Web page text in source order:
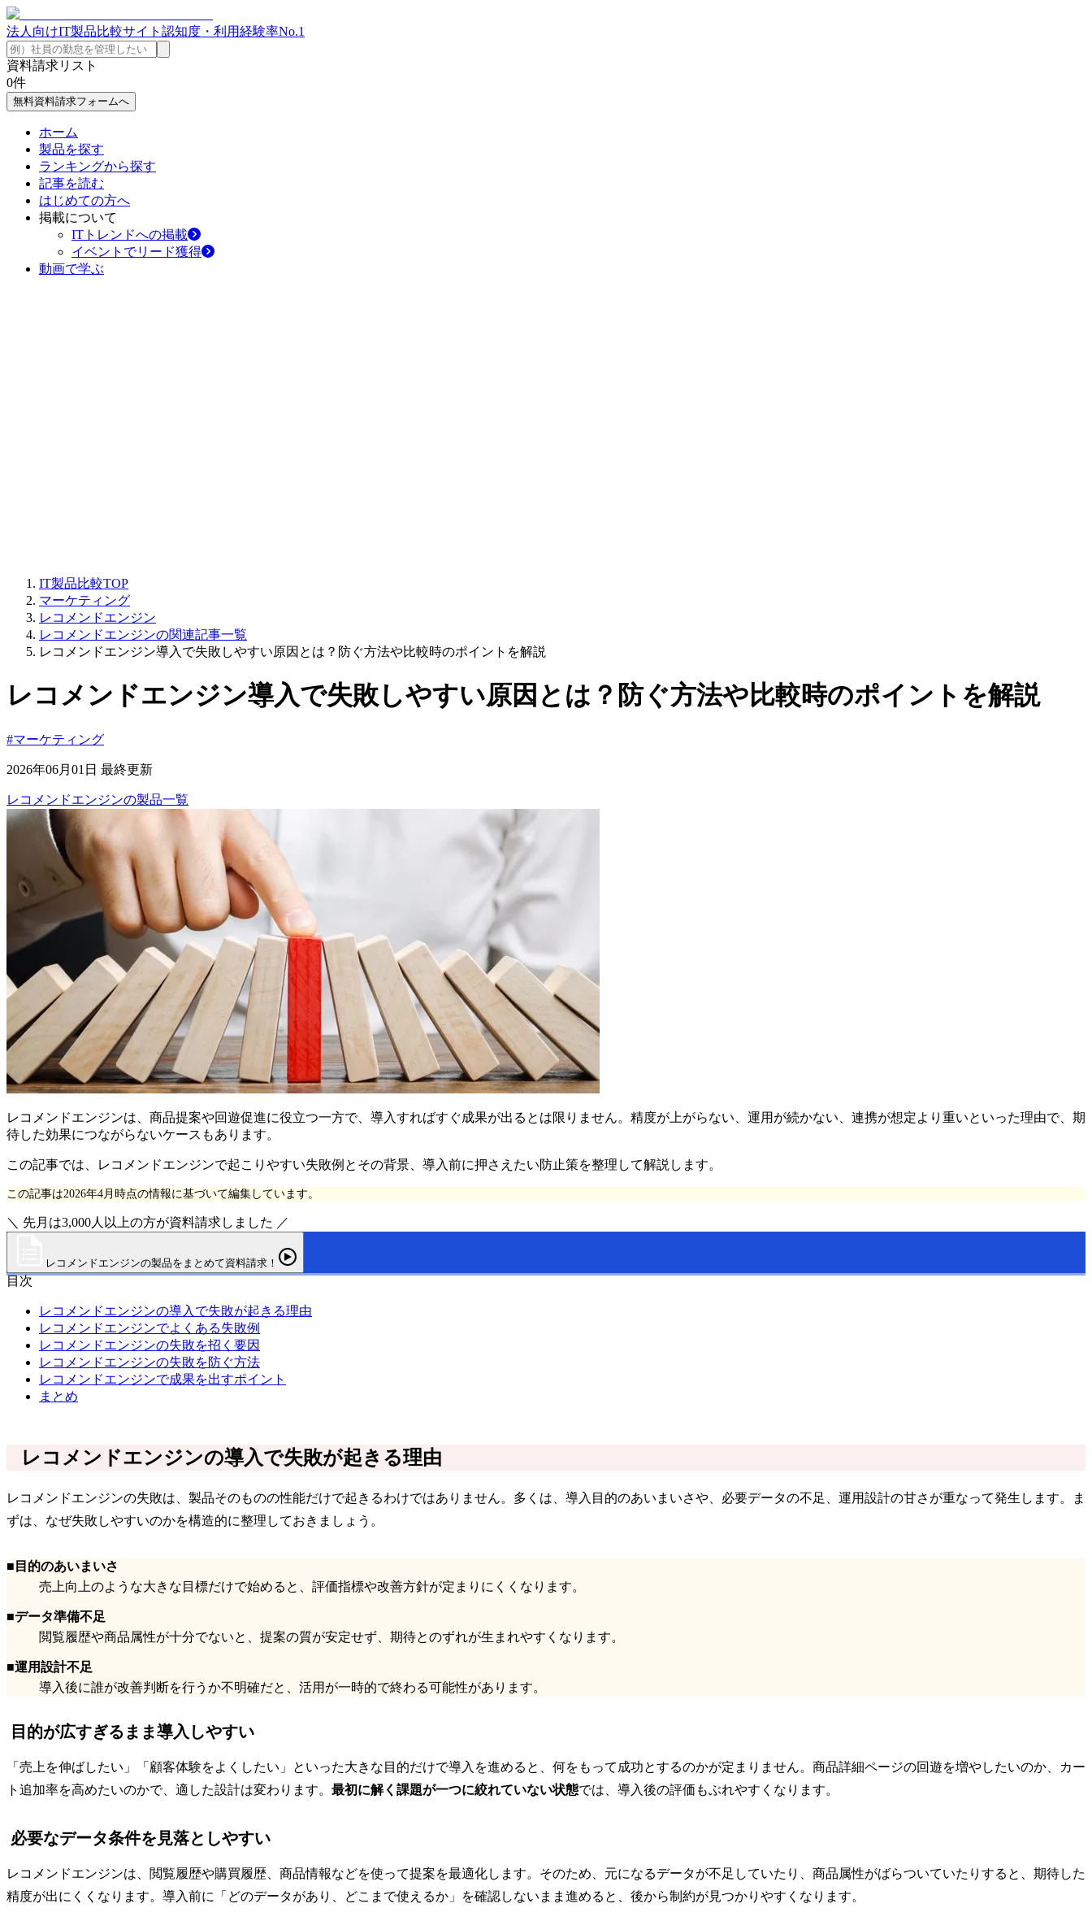
法人向けIT製品比較サイト 認知度・利用経験率No.1
資料請求リスト
0件
無料資料請求フォームへ
ホーム
製品を探す
ランキングから探す
記事を読む
はじめての方へ
掲載について
ITトレンドへの掲載
イベントでリード獲得
動画で学ぶ
IT製品比較TOP
マーケティング
レコメンドエンジン
レコメンドエンジンの関連記事一覧
レコメンドエンジン導入で失敗しやすい原因とは？防ぐ方法や比較時のポイントを解説
レコメンドエンジン導入で失敗しやすい原因とは？防ぐ方法や比較時のポイントを解説
#マーケティング
2026年06月01日 最終更新
レコメンドエンジンの製品一覧
レコメンドエンジンは、商品提案や回遊促進に役立つ一方で、導入すればすぐ成果が出るとは限りません。精度が上がらない、運用が続かない、連携が想定より重いといった理由で、期
待した効果につながらないケースもあります。
この記事では、レコメンドエンジンで起こりやすい失敗例とその背景、導入前に押さえたい防止策を整理して解説します。
この記事は2026年4月時点の情報に基づいて編集しています。
＼ 先月は3,000人以上の方が資料請求しました ／
レコメンドエンジンの製品をまとめて資料請求！
目次
レコメンドエンジンの導入で失敗が起きる理由
レコメンドエンジンでよくある失敗例
レコメンドエンジンの失敗を招く要因
レコメンドエンジンの失敗を防ぐ方法
レコメンドエンジンで成果を出すポイント
まとめ
レコメンドエンジンの導入で失敗が起きる理由
レコメンドエンジンの失敗は、製品そのものの性能だけで起きるわけではありません。多くは、導入目的のあいまいさや、必要データの不足、運用設計の甘さが重なって発生します。ま
ずは、なぜ失敗しやすいのかを構造的に整理しておきましょう。
■目的のあいまいさ
売上向上のような大きな目標だけで始めると、評価指標や改善方針が定まりにくくなります。
■データ準備不足
閲覧履歴や商品属性が十分でないと、提案の質が安定せず、期待とのずれが生まれやすくなります。
■運用設計不足
導入後に誰が改善判断を行うか不明確だと、活用が一時的で終わる可能性があります。
目的が広すぎるまま導入しやすい
「売上を伸ばしたい」「顧客体験をよくしたい」といった大きな目的だけで導入を進めると、何をもって成功とするのかが定まりません。商品詳細ページの回遊を増やしたいのか、カー
ト追加率を高めたいのかで、適した設計は変わります。 最初に解く課題が一つに絞れていない状態では、導入後の評価もぶれやすくなります。
必要なデータ条件を見落としやすい
レコメンドエンジンは、閲覧履歴や購買履歴、商品情報などを使って提案を最適化します。そのため、元になるデータが不足していたり、商品属性がばらついていたりすると、期待した
精度が出にくくなります。導入前に「どのデータがあり、どこまで使えるか」を確認しないまま進めると、後から制約が見つかりやすくなります。